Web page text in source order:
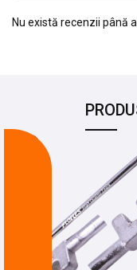
Nu există recenzii până